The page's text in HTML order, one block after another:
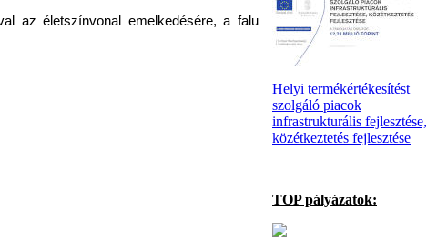
az életszínvonal emelkedésére, a falu
Helyi termékértékesítést
szolgáló piacok
infrastrukturális fejlesztése,
közétkeztetés fejlesztése
TOP pályázatok: